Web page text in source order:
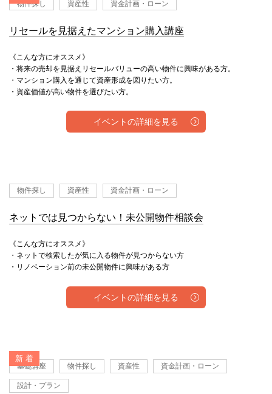
物件探し 資産性 資金計画・ローン
リセールを見据えたマンション購入講座
《こんな方にオススメ》
・将来の売却を見据えリセールバリューの高い物件に興味がある方。
・マンション購入を通じて資産形成を図りたい方。
・資産価値が高い物件を選びたい方。
イベントの詳細を見る
物件探し 資産性 資金計画・ローン
ネットでは見つからない！未公開物件相談会
《こんな方にオススメ》
・ネットで検索したが気に入る物件が見つからない方
・リノベーション前の未公開物件に興味がある方
イベントの詳細を見る
新 着
基礎講座 物件探し 資産性 資金計画・ローン
設計・プラン